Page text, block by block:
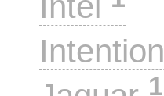
Intention
1